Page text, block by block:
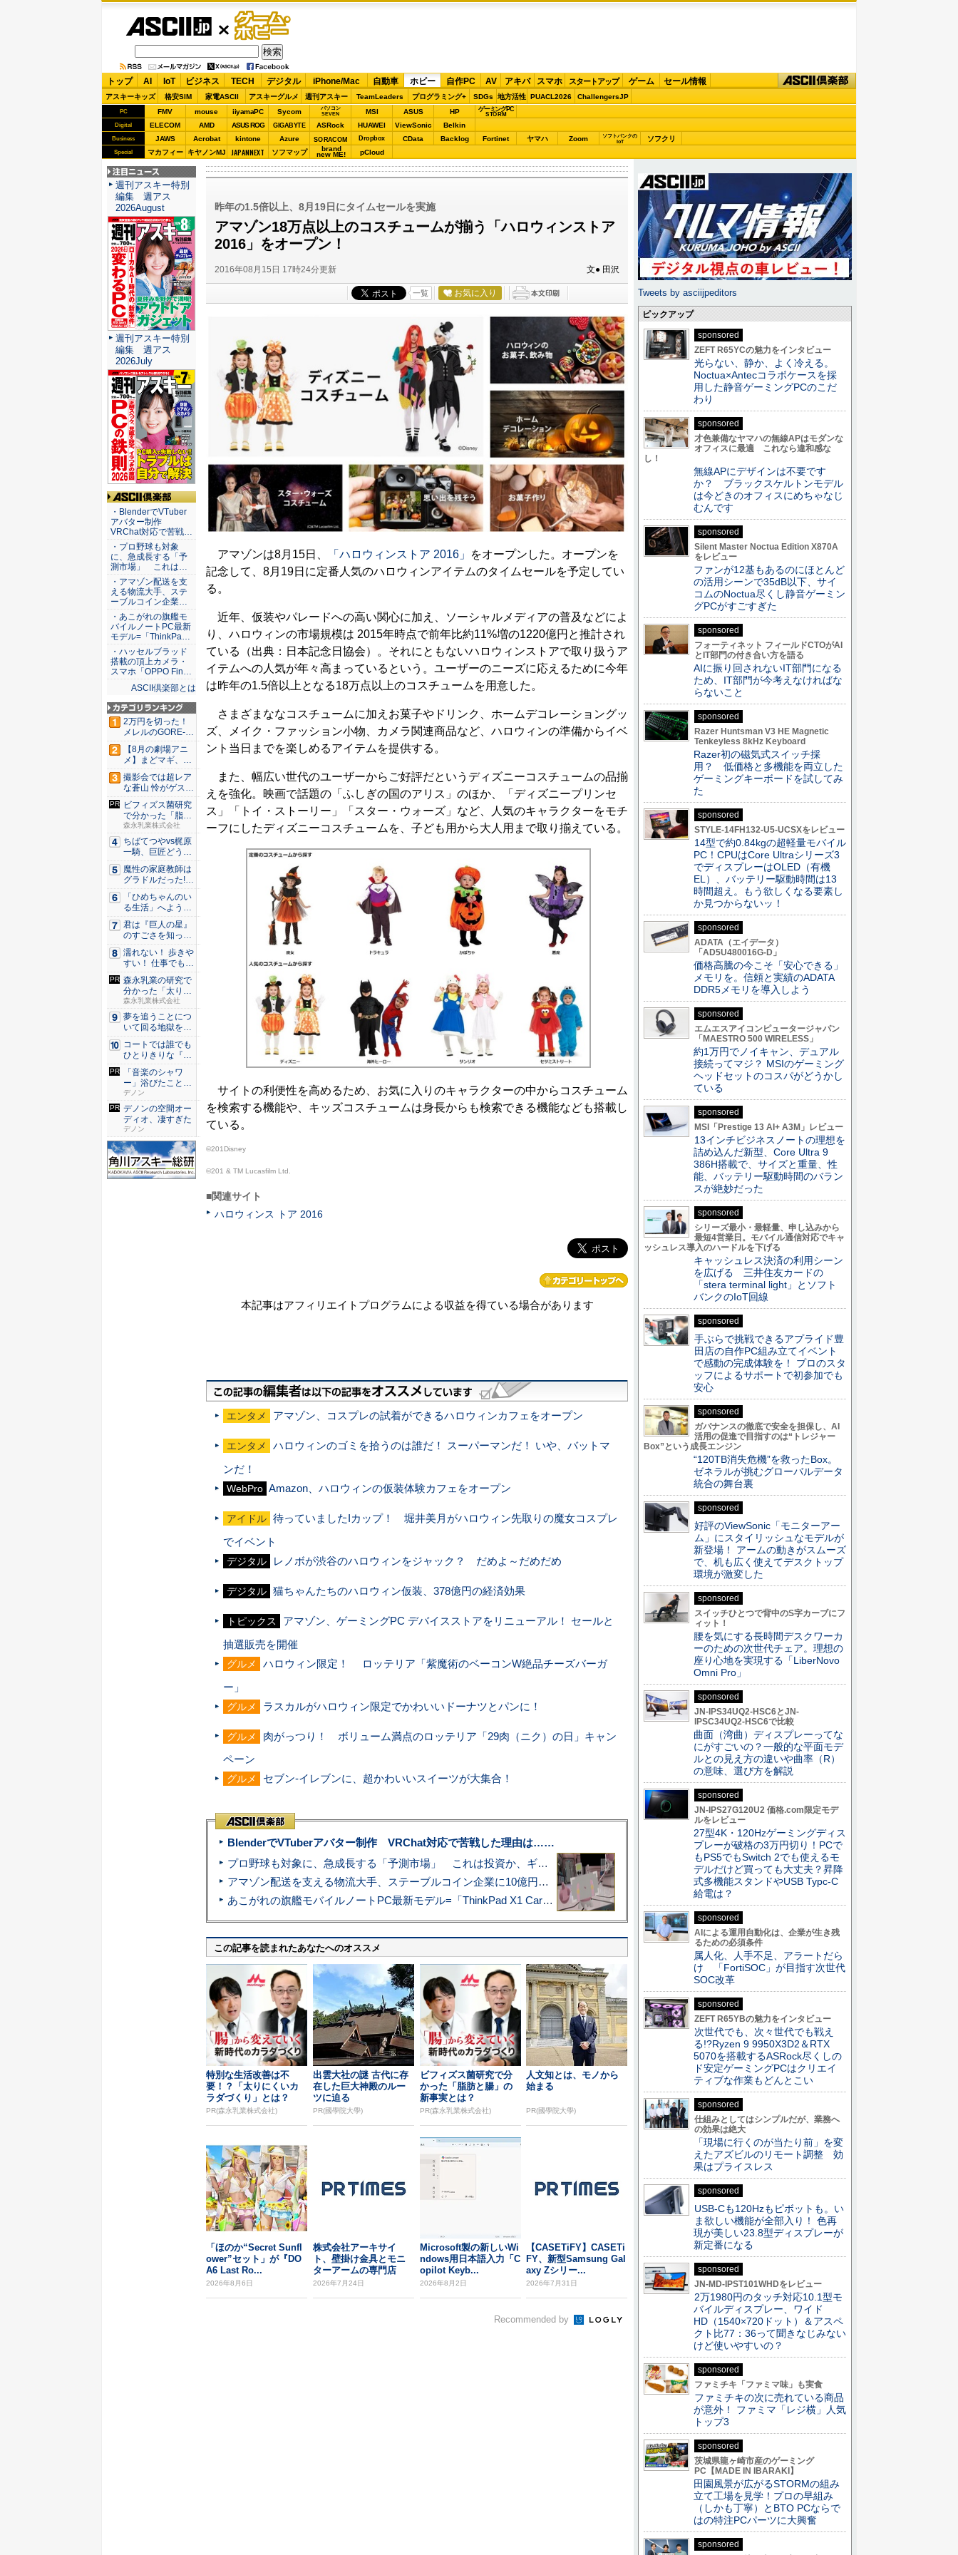
ゲーム・
ホビー
トップ AI IoT ビジネス TECH デジタル iPhone/Mac 自動車 ホビー 自作PC AV アキバ スマホ スタートアップ ゲーム セール情報
アスキーキッズ 格安SIM 家電ASCII アスキーグルメ 週刊アスキー TeamLeaders プログラミング+ SDGs 地方活性 PUACL2026 ChallengersJP
PC FMV mouse iiyamaPC Sycom
パソコン
SEVEN
MSI ASUS HP ゲーミングPC
STORM
Digital ELECOM AMD ASUS ROG GIGABYTE ASRock HUAWEI ViewSonic Belkin
Business JAWS Acrobat kintone Azure SORACOM Dropbox CData Backlog Fortinet ヤマハ Zoom
ソフトバンクの
IoT
ソフクリ
Special マカフィー キヤノンMJ JAPANNEXT ソフマップ brand
new ME! pCloud
昨年の1.5倍以上、8月19日にタイムセールを実施
アマゾン18万点以上のコスチュームが揃う「ハロウィンストア
2016」をオープン！
2016年08月15日 17時24分更新 文● 田沢
一覧 お気に入り
アマゾンは8月15日、 「ハロウィンストア 2016」
をオープンした。オープンを
記念して、8月19日に定番人気のハロウィンアイテムのタイムセールを予定してい
る。
近年、仮装やパレードへの高い関心に加え、ソーシャルメディアの普及などによ
り、ハロウィンの市場規模は 2015年時点で前年比約11%増の1220億円と推計され
ている（出典：日本記念日協会）。それにともないハロウィンストアで取り扱うア
イテムへの人気が年々高まっているという。ユーザーのニーズに応えるために今年
は昨年の1.5倍以上となる18万点以上のコスチュームを用意した。
さまざまななコスチュームに加えお菓子やドリンク、ホームデコレーショングッ
ズ、メイク・ファッション小物、カメラ関連商品など、ハロウィンの準備からイベ
ント当日までを楽しめるアイテムを提供する。
また、幅広い世代のユーザーからご好評だというディズニーコスチュームの品揃
えを強化。映画で話題の「ふしぎの国のアリス」のほか、「ディズニープリンセ
ス」「トイ・ストーリー」「スター・ウォーズ」など、人気のキャラクターをモチ
ーフにしたディズニーコスチュームを、子ども用から大人用まで取り揃えている。
サイトの利便性を高めるため、お気に入りのキャラクターの中からコスチューム
を検索する機能や、キッズコスチュームは身長からも検索できる機能なども搭載し
ている。
©201Disney
©201 & TM Lucasfilm Ltd.
■関連サイト
ハロウィンス トア 2016
本記事はアフィリエイトプログラムによる収益を得ている場合があります
エンタメ アマゾン、コスプレの試着ができるハロウィンカフェをオープン
エンタメ
ハロウィンのゴミを拾うのは誰だ！ スーパーマンだ！ いや、バットマ
ンだ！
WebPro Amazon、ハロウィンの仮装体験カフェをオープン
アイドル 待っていましたIカップ！ 堀井美月がハロウィン先取りの魔女コスプレ
でイベント
デジタル レノボが渋谷のハロウィンをジャック？ だめよ～だめだめ
デジタル 猫ちゃんたちのハロウィン仮装、378億円の経済効果
トピックス
アマゾン、ゲーミングPC デバイスストアをリニューアル！ セールと
抽選販売を開催
グルメ
ハロウィン限定！ ロッテリア「紫魔術のベーコンW絶品チーズバーガ
ー」
グルメ ラスカルがハロウィン限定でかわいいドーナツとパンに！
グルメ
肉がっつり！ ボリューム満点のロッテリア「29肉（ニク）の日」キャン
ペーン
グルメ セブン-イレブンに、超かわいいスイーツが大集合！
BlenderでVTuberアバター制作 VRChat対応で苦戦した理由は……
プロ野球も対象に、急成長する「予測市場」 これは投資か、ギャンブルか
アマゾン配送を支える物流大手、ステーブルコイン企業に10億円投資のワケ
あこがれの旗艦モバイルノートPC最新モデル=「ThinkPad X1 Carbon Gen 14 Aura Edition」実機レビュー
この記事を読まれたあなたへのオススメ
特別な生活改善は不
要！？「太りにくいカ
ラダづくり」とは？
PR(森永乳業株式会社)
出雲大社の謎 古代に存
在した巨大神殿のルー
ツに迫る
PR(國學院大學)
ビフィズス菌研究で分
かった「脂肪と腸」の
新事実とは？
PR(森永乳業株式会社)
人文知とは、モノから
始まる
PR(國學院大學)
「ほのか“Secret Sunfl
ower”セット」が『DO
A6 Last Ro...
2026年8月6日
株式会社アーキサイ
ト、壁掛け金具とモニ
ターアームの専門店
「テレビ壁掛け モニタ
2026年7月24日
Microsoft製の新しいWi
ndows用日本語入力「C
opilot Keyb...
2026年8月2日
【CASETiFY】CASETi
FY、新型Samsung Gal
axy Zシリー...
2026年7月31日
Recommended by
注目ニュース
週刊アスキー特別
編集 週アス
2026August
週刊アスキー特別
編集 週アス
2026July
ASCII倶楽部
・BlenderでVTuber
アバター制作
VRChat対応で苦戦…
・プロ野球も対象
に、急成長する「予
測市場」 これは…
・アマゾン配送を支
える物流大手、ステ
ーブルコイン企業…
・あこがれの旗艦モ
バイルノートPC最新
モデル=「ThinkPa…
・ハッセルブラッド
搭載の頂上カメラ・
スマホ「OPPO Fin…
ASCII倶楽部とは
2万円を切った！
メレルのGORE-T
E...
【8月の劇場アニ
メ】まどマギ、13
年ぶり...
撮影会では超レア
な蒼山 怜がゲスト
登場！...
ビフィズス菌研究
で分かった「脂肪
と腸」の...
森永乳業株式会社
ちばてつやvs梶原
一騎、巨匠どうし
のガチ...
魔性の家庭教師は
グラドルだった!?
村雨...
「ひめちゃんのい
る生活」へようこ
そ！ 「...
君は『巨人の星』
のすごさを知って
いるか？...
濡れない！ 歩きや
すい！ 仕事でも履
ける...
森永乳業の研究で
分かった「太りに
くいカラ...
森永乳業株式会社
夢を追うことにつ
いて回る地獄を描
く『二階...
コートでは誰でも
ひとりきりな『エ
ースをね...
「音楽のシャワ
ー」浴びたことは
ある？
デノン
デノンの空間オー
ディオ、凄すぎた
デノン
Tweets by asciijpeditors
ピックアップ
sponsored
ZEFT R65YCの魅力をインタビュー
光らない、静か、よく冷える。
Noctua×Antecコラボケースを採
用した静音ゲーミングPCのこだ
わり
sponsored
才色兼備なヤマハの無線APはモダンな
オフィスに最適 これなら違和感な
し！
無線APにデザインは不要です
か？ ブラックスケルトンモデル
は今どきのオフィスにめちゃなじ
むんです
sponsored
Silent Master Noctua Edition X870A
をレビュー
ファンが12基もあるのにほとんど
の活用シーンで35dB以下、サイ
コムのNoctua尽くし静音ゲーミン
グPCがすごすぎた
sponsored
フォーティネット フィールドCTOがAI
とIT部門の付き合い方を語る
AIに振り回されないIT部門になる
ため、IT部門が今考えなければな
らないこと
sponsored
Razer Huntsman V3 HE Magnetic
Tenkeyless 8kHz Keyboard
Razer初の磁気式スイッチ採
用？ 低価格と多機能を両立した
ゲーミングキーボードを試してみ
た
sponsored
STYLE-14FH132-U5-UCSXをレビュー
14型で約0.84kgの超軽量モバイル
PC！CPUはCore Ultraシリーズ3
でディスプレーはOLED（有機
EL）、バッテリー駆動時間は13
時間超え。もう欲しくなる要素し
か見つからないッ！
sponsored
ADATA（エイデータ）
「AD5U480016G-D」
価格高騰の今こそ「安心できる」
メモリを。信頼と実績のADATA
DDR5メモリを導入しよう
sponsored
エムエスアイコンピュータージャパン
「MAESTRO 500 WIRELESS」
約1万円でノイキャン、デュアル
接続ってマジ？ MSIのゲーミング
ヘッドセットのコスパがどうかし
ている
sponsored
MSI「Prestige 13 AI+ A3M」レビュー
13インチビジネスノートの理想を
詰め込んだ新型、Core Ultra 9
386H搭載で、サイズと重量、性
能、バッテリー駆動時間のバラン
スが絶妙だった
sponsored
シリーズ最小・最軽量、申し込みから
最短4営業日。モバイル通信対応でキャ
ッシュレス導入のハードルを下げる
キャッシュレス決済の利用シーン
を広げる 三井住友カードの
「stera terminal light」とソフト
バンクのIoT回線
sponsored
手ぶらで挑戦できるアプライド豊
田店の自作PC組み立てイベント
で感動の完成体験を！ プロのスタ
ッフによるサポートで初参加でも
安心
sponsored
ガバナンスの徹底で安全を担保し、AI
活用の促進で目指すのは“トレジャー
Box”という成長エンジン
“120TB消失危機”を救ったBox。
ゼネラルが挑むグローバルデータ
統合の舞台裏
sponsored
好評のViewSonic「モニターアー
ム」にスタイリッシュなモデルが
新登場！ アームの動きがスムーズ
で、机も広く使えてデスクトップ
環境が激変した
sponsored
スイッチひとつで背中のS字カーブにフ
ィット！
腰を気にする長時間デスクワーカ
ーのための次世代チェア。理想の
座り心地を実現する「LiberNovo
Omni Pro」
sponsored
JN-IPS34UQ2-HSC6とJN-
IPSC34UQ2-HSC6で比較
曲面（湾曲）ディスプレーってな
にがすごいの？一般的な平面モデ
ルとの見え方の違いや曲率（R）
の意味、選び方を解説
sponsored
JN-IPS27G120U2 価格.com限定モデ
ルをレビュー
27型4K・120Hzゲーミングディス
プレーが破格の3万円切り！PCで
もPS5でもSwitch 2でも使えるモ
デルだけど買っても大丈夫？昇降
式多機能スタンドやUSB Typc-C
給電は？
sponsored
AIによる運用自動化は、企業が生き残
るための必須条件
属人化、人手不足、アラートだら
け 「FortiSOC」が目指す次世代
SOC改革
sponsored
ZEFT R65YBの魅力をインタビュー
次世代でも、次々世代でも戦え
る!?Ryzen 9 9950X3D2＆RTX
5070を搭載するASRock尽くしの
ド安定ゲーミングPCはクリエイ
ティブな作業もどんとこい
sponsored
仕組みとしてはシンプルだが、業務へ
の効果は絶大
「現場に行くのが当たり前」を変
えたアズビルのリモート調整 効
果はプライスレス
sponsored
USB-Cも120Hzもピボットも。い
ま欲しい機能が全部入り！ 色再
現が美しい23.8型ディスプレーが
新定番になる
sponsored
JN-MD-IPST101WHDをレビュー
2万1980円のタッチ対応10.1型モ
バイルディスプレー、ワイド
HD（1540×720ドット）＆アスペ
クト比77：36って聞きなじみない
けど使いやすいの？
sponsored
ファミチキ「ファミマ味」も実食
ファミチキの次に売れている商品
が意外！ ファミマ「レジ横」人気
トップ3
sponsored
茨城県龍ヶ崎市産のゲーミング
PC【MADE IN IBARAKI】
田園風景が広がるSTORMの組み
立て工場を見学！プロの早組み
（しかも丁寧）とBTO PCならで
はの特注PCパーツに大興奮
sponsored